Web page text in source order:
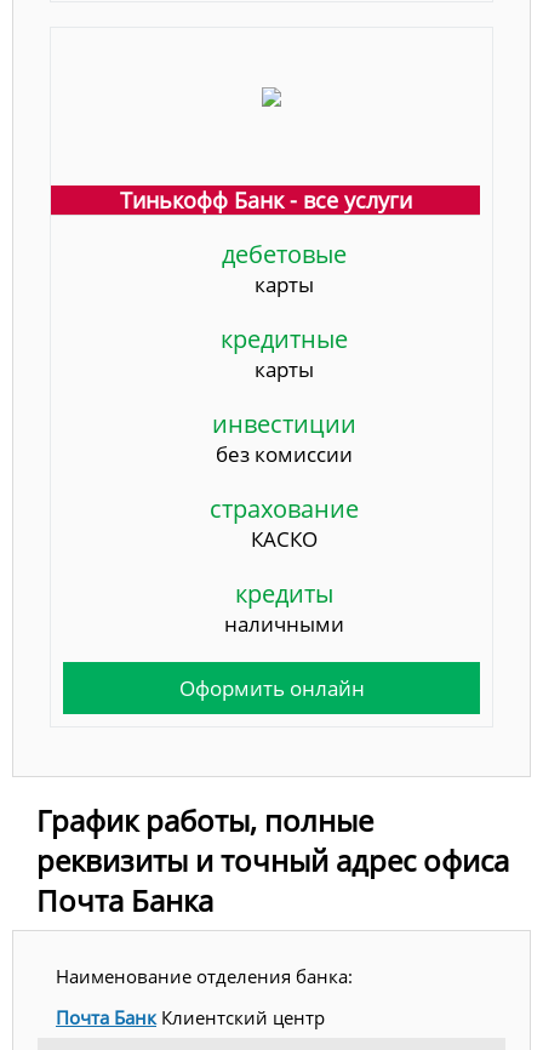
Тинькофф Банк - все услуги
дебетовые
карты
кредитные
карты
инвестиции
без комиссии
страхование
КАСКО
кредиты
наличными
Оформить онлайн
График работы, полные
реквизиты и точный адрес офиса
Почта Банка
Наименование отделения банка:
Почта БанкКлиентский центр